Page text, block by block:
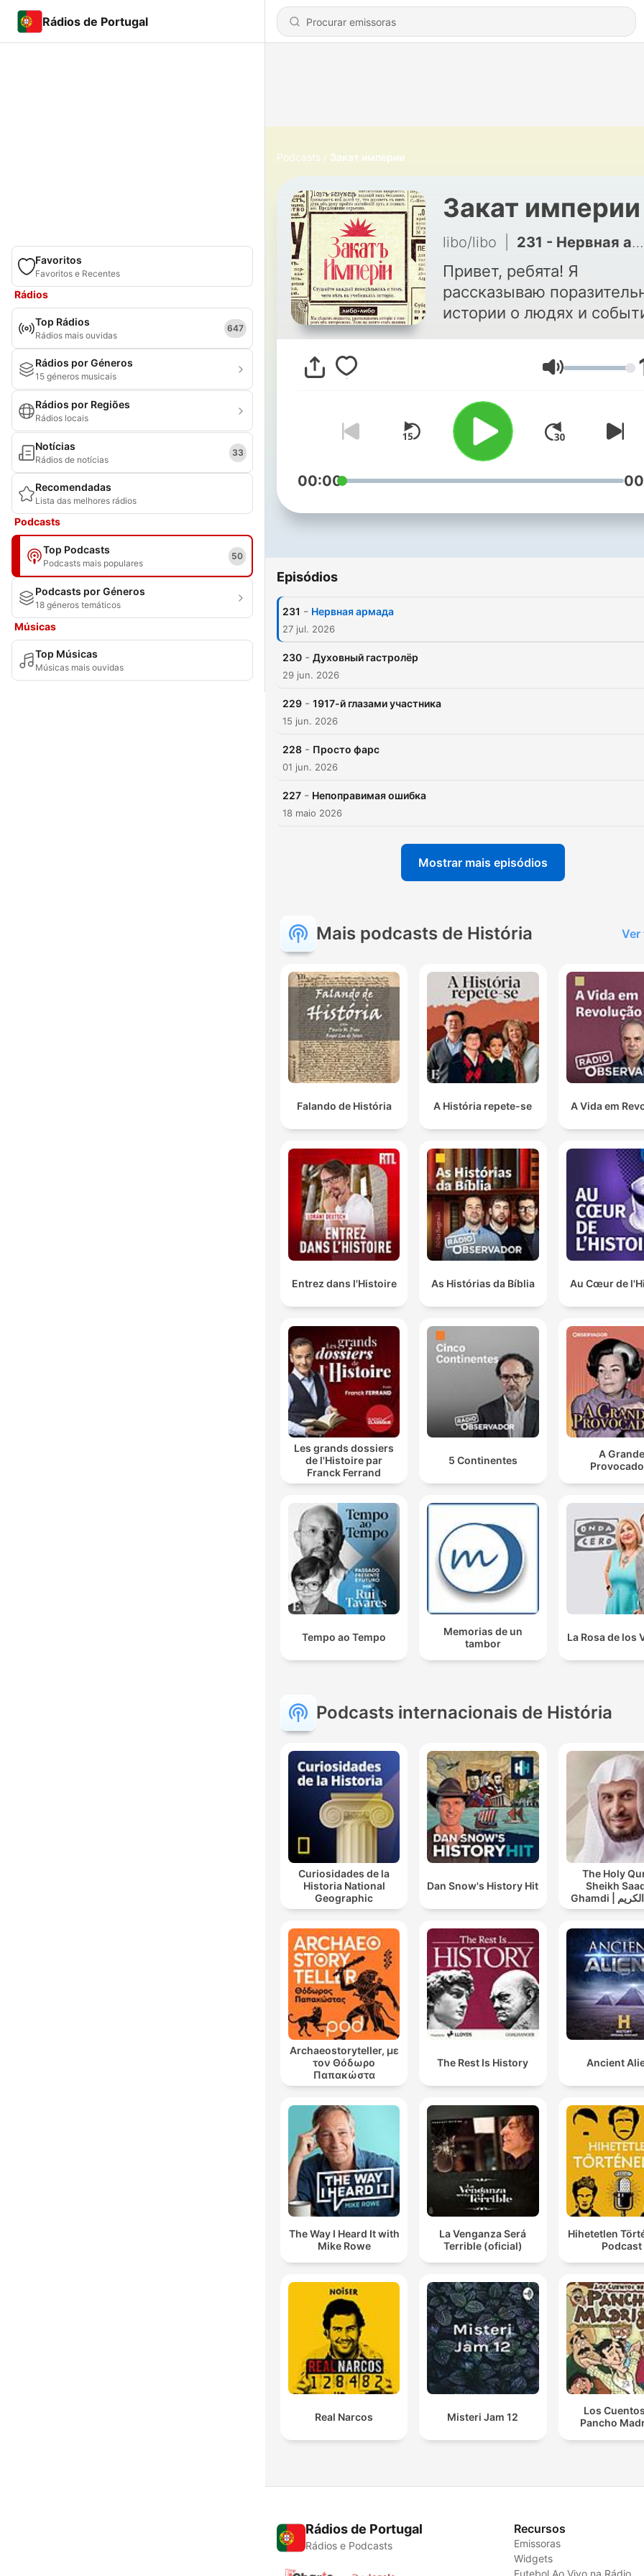
Rádios de Portugal
Favoritos
Favoritos e Recentes
Rádios
Top Rádios
Rádios mais ouvidas
647
Rádios por Géneros
15 géneros musicais
Rádios por Regiões
Rádios locais
Notícias
Rádios de notícias
33
Recomendadas
Lista das melhores rádios
Podcasts
Top Podcasts
Podcasts mais populares
50
Podcasts por Géneros
18 géneros temáticos
Músicas
Top Músicas
Músicas mais ouvidas
Podcasts Закат империи
Закат империи
libo/libo 231 - Нервная армада
Привет, ребята! Я
рассказываю
истории о людях и
секс, наркотики и панк-
Российской империи —
истории. Это время
невероятного взлёта
искусства, время
идеалистов-
Либо/Либо: https://
по вопросам рекламы:
andrey@freeasabird.ru
Volume
00:00
Episódios
231 - Нервная армада
27 jul. 2026
230 - Духовный гастролёр
29 jun. 2026
229 - 1917-й глазами участника
15 jun. 2026
228 - Просто фарс
01 jun. 2026
227 - Непоправимая ошибка
18 maio 2026
Mostrar mais episódios
Mais podcasts de História Ver
Falando de História A História repete-se A Vida em
Entrez dans l'Histoire As Histórias da Bíblia Au Cœur de
Les grands dossiers
de l'Histoire par
Franck Ferrand
5 Continentes
A
Tempo ao Tempo
Memorias de un
tambor
La Rosa de los
Podcasts internacionais de História
Curiosidades de la
Historia National
Geographic
Dan Snow's History Hit
The Holy
Sheikh
Ghamdi | القران الكريم
الغامدي
Archaeostoryteller, με
τον Θόδωρο
Παπακώστα
The Rest Is History Ancient
The Way I Heard It with
Mike Rowe
La Venganza Será
Terrible (oficial)
Hihetetlen
Podcast
Real Narcos Misteri Jam 12
Los
Pancho
Rádios de Portugal
Rádios e Podcasts
Recursos
Emissoras
Widgets
Futebol Ao Vivo na Rádio